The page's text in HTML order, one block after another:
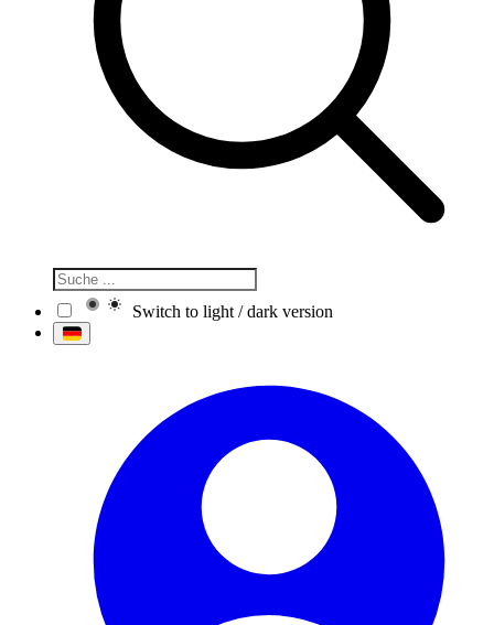
Switch to light / dark version